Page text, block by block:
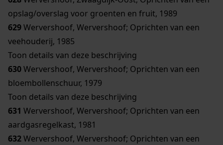
opslag/overslag voor groenten en fruit, 1989
629Wervershoof, Wervershoof; Oprichten van een
veehouderij, 1985
Toon details van deze beschrijving
630Wervershoof, Wervershoof; Oprichten van een
bloembollenschuur, 1979
Toon details van deze beschrijving
631 Wervershoof, Wervershoof; Oprichten van een
aardgasregelkast, 1981
632Wervershoof, Wervershoof; Oprichten van een